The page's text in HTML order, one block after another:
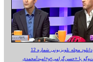
دانلود مجله تلویزیونی شماره 12